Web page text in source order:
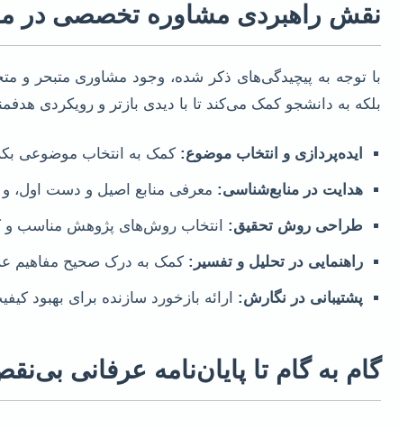
نقش راهبردی مشاوره تخصصی در
با توجه به پیچیدگی‌های ذکر شده، وجود مشاوری متبحر و
بلکه به دانشجو کمک می‌کند تا با دیدی بازتر و رویکردی
ایده‌پردازی و انتخاب موضوع: کمک به انتخاب موضوعی
هدایت در منابع‌شناسی: معرفی منابع اصیل و دست اول،
طراحی روش تحقیق: انتخاب روش‌های پژوهش مناسب و
راهنمایی در تحلیل و تفسیر: کمک به درک صحیح مفاهیم
پشتیبانی در نگارش: ارائه بازخورد سازنده برای
گام به گام تا پایان‌نامه عرفانی